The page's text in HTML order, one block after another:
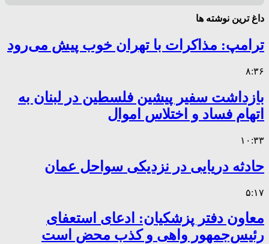
داغ ترین نوشته ها
ترامپ: مذاکرات با تهران خوب پیش می‌رود
۸:۳۶
بازداشت سفیر پیشین فلسطین در لبنان به
اتهام فساد و اختلاس اموال
۱۰:۳۳
حادثه دریایی در نزدیکی سواحل عمان
۵:۱۷
معاون دفتر پزشکیان: ادعای استعفای
رئیس‌جمهور واهی و کذب محض است